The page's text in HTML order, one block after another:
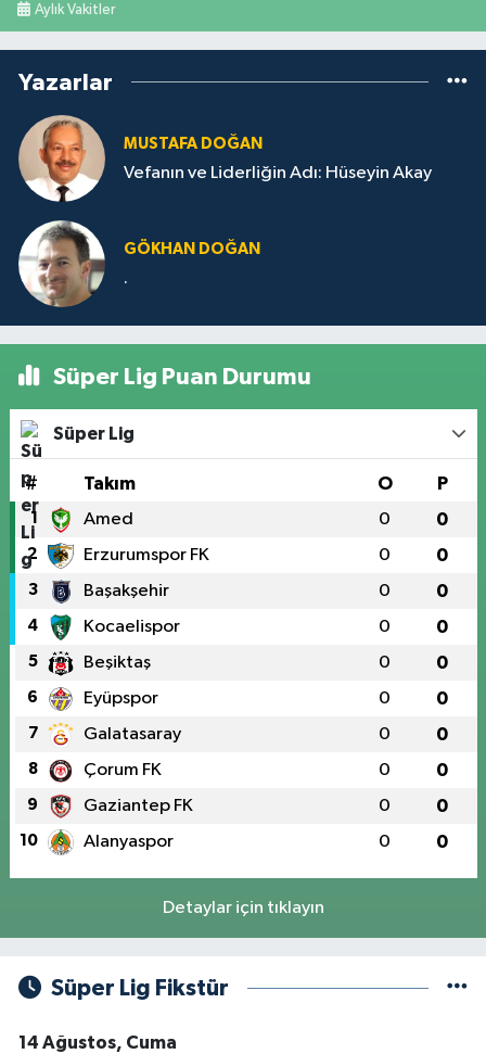
Aylık Vakitler
Yazarlar
MUSTAFA DOĞAN
Vefanın ve Liderliğin Adı: Hüseyin Akay
GÖKHAN DOĞAN
.
Süper Lig Puan Durumu
Süper Lig
# Takım O P
1 Amed 0 0
2 Erzurumspor FK 0 0
3 Başakşehir 0 0
4 Kocaelispor 0 0
5 Beşiktaş 0 0
6 Eyüpspor 0 0
7 Galatasaray 0 0
8 Çorum FK 0 0
9 Gaziantep FK 0 0
10 Alanyaspor 0 0
Detaylar için tıklayın
Süper Lig Fikstür
14 Ağustos, Cuma